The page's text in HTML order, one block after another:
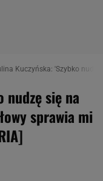
Kuczyńska: 'Szybko
nudzę się na
sprawia mi